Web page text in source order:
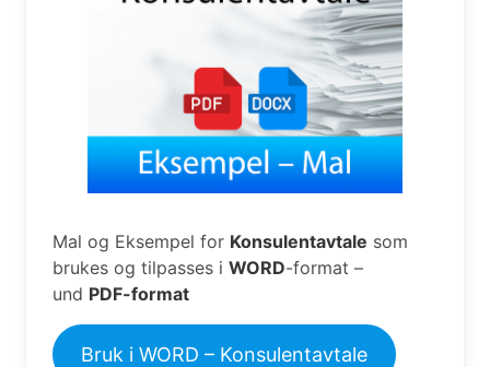
Mal og Eksempel for Konsulentavtale som
brukes og tilpasses i WORD-format –
und PDF-format
Bruk i WORD – Konsulentavtale